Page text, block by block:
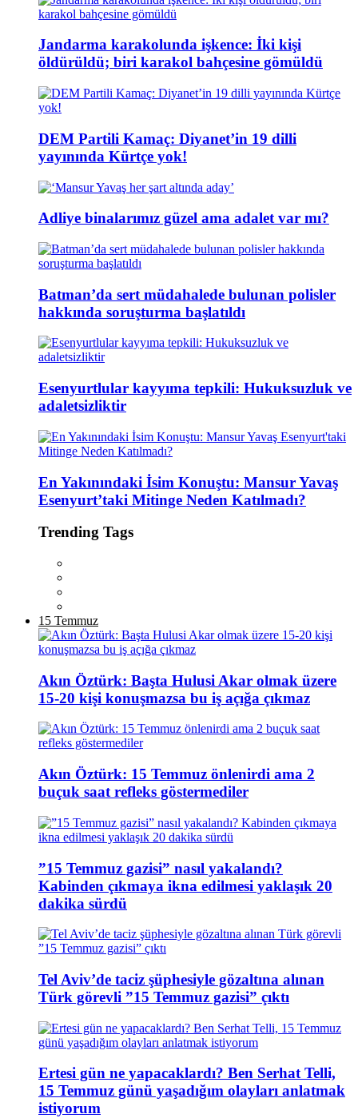
Jandarma karakolunda işkence: İki kişi
öldürüldü; biri karakol bahçesine gömüldü
DEM Partili Kamaç: Diyanet’in 19 dilli
yayınında Kürtçe yok!
Adliye binalarımız güzel ama adalet var mı?
Batman’da sert müdahalede bulunan polisler
hakkında soruşturma başlatıldı
Esenyurtlular kayyıma tepkili: Hukuksuzluk ve
adaletsizliktir
En Yakınındaki İsim Konuştu: Mansur Yavaş
Esenyurt’taki Mitinge Neden Katılmadı?
Trending Tags
15 Temmuz
Akın Öztürk: Başta Hulusi Akar olmak üzere
15-20 kişi konuşmazsa bu iş açığa çıkmaz
Akın Öztürk: 15 Temmuz önlenirdi ama 2
buçuk saat refleks göstermediler
”15 Temmuz gazisi” nasıl yakalandı?
Kabinden çıkmaya ikna edilmesi yaklaşık 20
dakika sürdü
Tel Aviv’de taciz şüphesiyle gözaltına alınan
Türk görevli ”15 Temmuz gazisi” çıktı
Ertesi gün ne yapacaklardı? Ben Serhat Telli,
15 Temmuz günü yaşadığım olayları anlatmak
istiyorum